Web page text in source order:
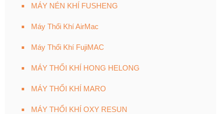
MÁY NÉN KHÍ FUSHENG
Máy Thổi Khí AirMac
Máy Thổi Khí FujiMAC
MÁY THỔI KHÍ HONG HELONG
MÁY THỔI KHÍ MARO
MÁY THỔI KHÍ OXY RESUN